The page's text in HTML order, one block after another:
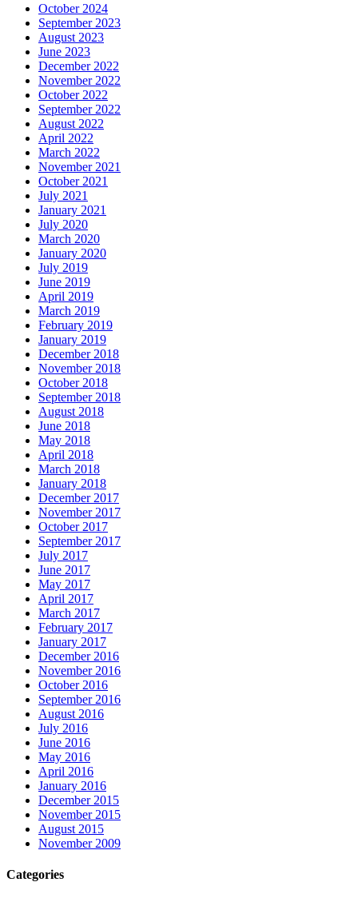
October 2024
September 2023
August 2023
June 2023
December 2022
November 2022
October 2022
September 2022
August 2022
April 2022
March 2022
November 2021
October 2021
July 2021
January 2021
July 2020
March 2020
January 2020
July 2019
June 2019
April 2019
March 2019
February 2019
January 2019
December 2018
November 2018
October 2018
September 2018
August 2018
June 2018
May 2018
April 2018
March 2018
January 2018
December 2017
November 2017
October 2017
September 2017
July 2017
June 2017
May 2017
April 2017
March 2017
February 2017
January 2017
December 2016
November 2016
October 2016
September 2016
August 2016
July 2016
June 2016
May 2016
April 2016
January 2016
December 2015
November 2015
August 2015
November 2009
Categories